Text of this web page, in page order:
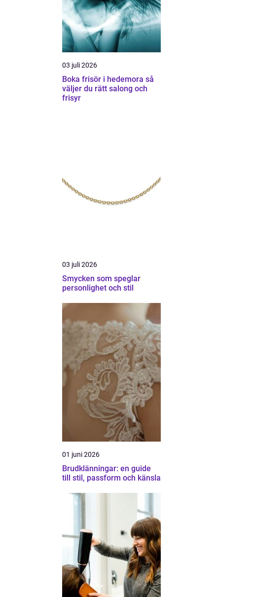
03 juli 2026
Boka frisör i hedemora så
väljer du rätt salong och
frisyr
03 juli 2026
Smycken som speglar
personlighet och stil
01 juni 2026
Brudklänningar: en guide
till stil, passform och känsla